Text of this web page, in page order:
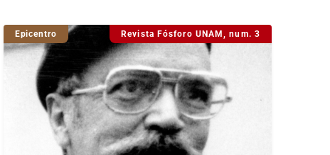
Revista Fósforo UNAM, num. 3
Epicentro